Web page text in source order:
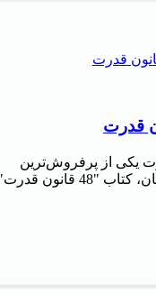
۴۸ قانون قدرت یکی از پرفروش‌ترین
کتب موفقیت و توسعه فردی در جهان، کتاب "48 قانون